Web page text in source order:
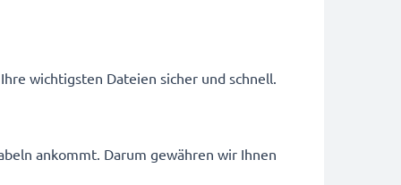
wichtigsten Dateien sicher und schnell.
ankommt. Darum gewähren wir Ihnen